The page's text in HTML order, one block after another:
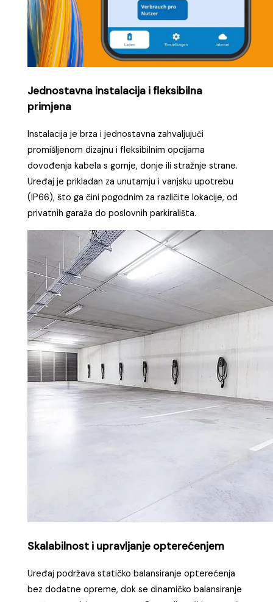
Jednostavna instalacija i fleksibilna
primjena
Instalacija je brza i jednostavna zahvaljujući
promišljenom dizajnu i fleksibilnim opcijama
dovođenja kabela s gornje, donje ili stražnje strane.
Uređaj je prikladan za unutarnju i vanjsku upotrebu
(IP66), što ga čini pogodnim za različite lokacije, od
privatnih garaža do poslovnih parkirališta.
Skalabilnost i upravljanje opterećenjem
Uređaj podržava statičko balansiranje opterećenja
bez dodatne opreme, dok se dinamičko balansiranje